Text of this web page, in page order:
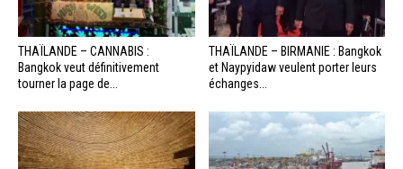
THAÏLANDE – CANNABIS :
Bangkok veut définitivement
tourner la page de...
THAÏLANDE – BIRMANIE : Bangkok
et Naypyidaw veulent porter leurs
échanges...